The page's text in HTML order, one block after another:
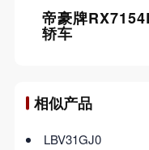
帝豪牌
轿车
相似产品
LBV31GJ0